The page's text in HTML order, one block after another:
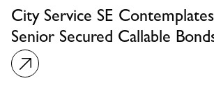
City Service SE
Senior Secured Callable